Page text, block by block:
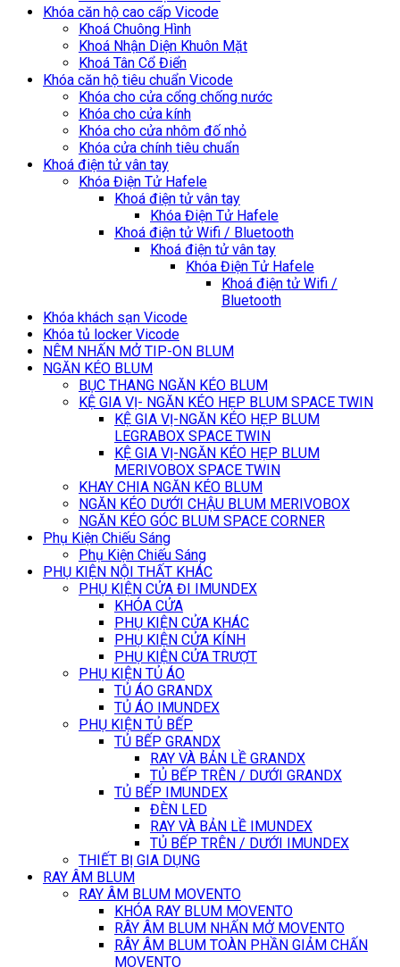
Khóa căn hộ cao cấp Vicode
Khoá Chuông Hình
Khoá Nhận Diện Khuôn Mặt
Khoá Tân Cổ Điển
Khóa căn hộ tiêu chuẩn Vicode
Khóa cho cửa cổng chống nước
Khóa cho cửa kính
Khóa cho cửa nhôm đố nhỏ
Khóa cửa chính tiêu chuẩn
Khoá điện tử vân tay
Khóa Điện Tử Hafele
Khoá điện tử vân tay
Khóa Điện Tử Hafele
Khoá điện tử Wifi / Bluetooth
Khoá điện tử vân tay
Khóa Điện Tử Hafele
Khoá điện tử Wifi /
Bluetooth
Khóa khách sạn Vicode
Khóa tủ locker Vicode
NÊM NHẤN MỞ TIP-ON BLUM
NGĂN KÉO BLUM
BỤC THANG NGĂN KÉO BLUM
KỆ GIA VỊ- NGĂN KÉO HẸP BLUM SPACE TWIN
KỆ GIA VỊ-NGĂN KÉO HẸP BLUM
LEGRABOX SPACE TWIN
KỆ GIA VỊ-NGĂN KÉO HẸP BLUM
MERIVOBOX SPACE TWIN
KHAY CHIA NGĂN KÉO BLUM
NGĂN KÉO DƯỚI CHẬU BLUM MERIVOBOX
NGĂN KÉO GÓC BLUM SPACE CORNER
Phụ Kiện Chiếu Sáng
Phụ Kiện Chiếu Sáng
PHỤ KIỆN NỘI THẤT KHÁC
PHỤ KIỆN CỬA ĐI IMUNDEX
KHÓA CỬA
PHỤ KIỆN CỬA KHÁC
PHỤ KIỆN CỬA KÍNH
PHỤ KIỆN CỬA TRƯỢT
PHỤ KIỆN TỦ ÁO
TỦ ÁO GRANDX
TỦ ÁO IMUNDEX
PHỤ KIỆN TỦ BẾP
TỦ BẾP GRANDX
RAY VÀ BẢN LỀ GRANDX
TỦ BẾP TRÊN / DƯỚI GRANDX
TỦ BẾP IMUNDEX
ĐÈN LED
RAY VÀ BẢN LỀ IMUNDEX
TỦ BẾP TRÊN / DƯỚI IMUNDEX
THIẾT BỊ GIA DỤNG
RAY ÂM BLUM
RAY ÂM BLUM MOVENTO
KHÓA RAY BLUM MOVENTO
RÂY ÂM BLUM NHẤN MỞ MOVENTO
RÂY ÂM BLUM TOÀN PHẦN GIẢM CHẤN
MOVENTO